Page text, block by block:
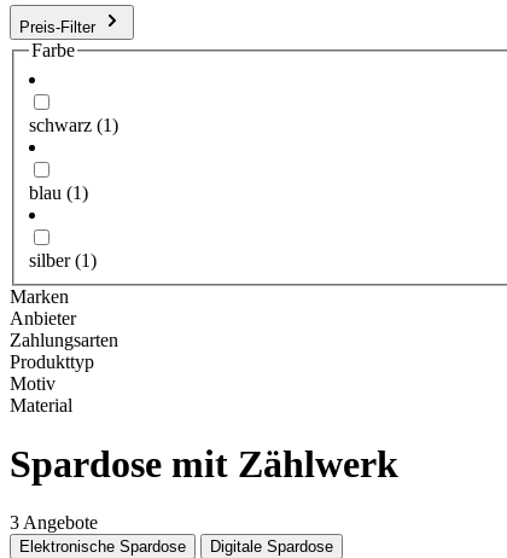
Preis-Filter
Farbe
schwarz (1)
blau (1)
silber(1)
Marken
Anbieter
Zahlungsarten
Produkttyp
Motiv
Material
Spardose mit Zählwerk
3 Angebote
Elektronische Spardose Digitale Spardose